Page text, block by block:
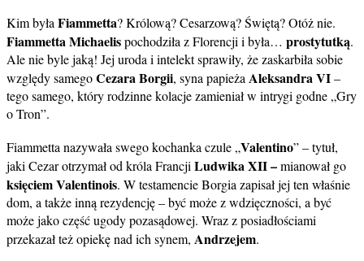
Kim byłaFiammetta? Królową? Cesarzową? Świętą? Otóż nie.
Fiammetta Michaelispochodziła z Florencji i była… prostytutką.
Ale nie byle jaką! Jej uroda i intelekt sprawiły, że zaskarbiła sobie
względy samegoCezara Borgii, syna papieżaAleksandra VI–
tego samego, który rodzinne kolacje zamieniał w intrygi godne „Gry
o Tron”.
Fiammetta nazywała swego kochanka czule „Valentino” – tytuł,
jaki Cezar otrzymał od króla FrancjiLudwika XII –mianował go
księciem Valentinois. W testamencie Borgia zapisał jej ten właśnie
dom, a także inną rezydencję – być może z wdzięczności, a być
może jako część ugody pozasądowej. Wraz z posiadłościami
przekazał też opiekę nad ich synem, Andrzejem.